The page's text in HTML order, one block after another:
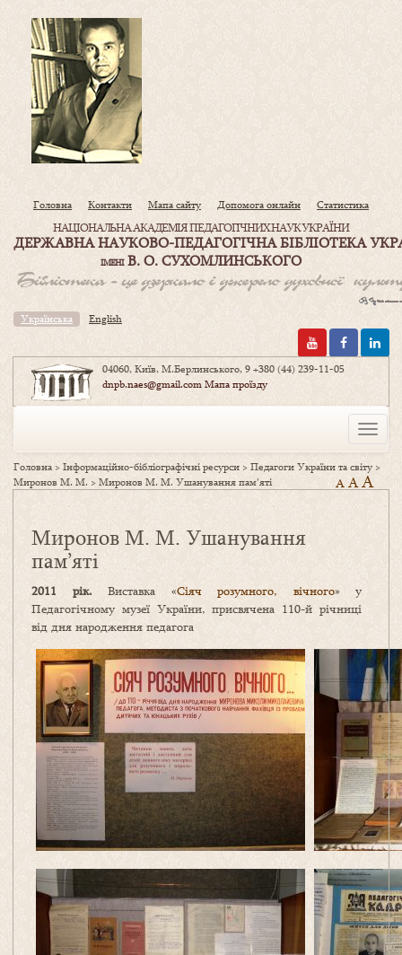
Головна Контакти Мапа сайту Допомога онлайн Статистика
НАЦІОНАЛЬНА АКАДЕМІЯ ПЕДАГОГІЧНИХ НАУК УКРАЇНИ
ДЕРЖАВНА НАУКОВО-ПЕДАГОГІЧНА БІБЛІОТЕКА
ІМЕНІВ. О. СУХОМЛИНСЬКОГО
Українська English
04060, Київ, М.Берлинського, 9+380 (44) 239-11-05
dnpb.naes@gmail.comМапа проїзду
Toggle
Головна >Інформаційно-бібліографічні ресурси >Педагоги України та світу>
Миронов М. М. >Миронов М. М. Ушанування пам’яті A AA
Миронов М. М. Ушанування
пам’яті
2011 рік. Виставка «Сіяч розумного, вічного» у
Педагогічному музеї України, присвячена 110-й річниці
від дня народження педагога